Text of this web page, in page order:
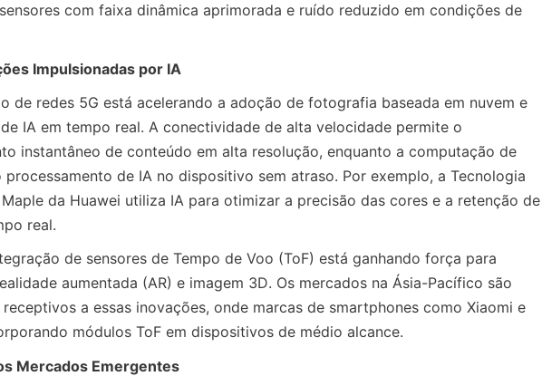
com faixa dinâmica aprimorada e ruído reduzido em condições de
Impulsionadas por IA
de redes 5G está acelerando a adoção de fotografia baseada em nuvem e
IA em tempo real. A conectividade de alta velocidade permite o
instantâneo de conteúdo em alta resolução, enquanto a computação de
de IA no dispositivo sem atraso. Por exemplo, a Tecnologia
da Huawei utiliza IA para otimizar a precisão das cores e a retenção de
real.
de sensores de Tempo de Voo (ToF) está ganhando força para
aumentada (AR) e imagem 3D. Os mercados na Ásia-Pacífico são
a essas inovações, onde marcas de smartphones como Xiaomi e
módulos ToF em dispositivos de médio alcance.
Mercados Emergentes